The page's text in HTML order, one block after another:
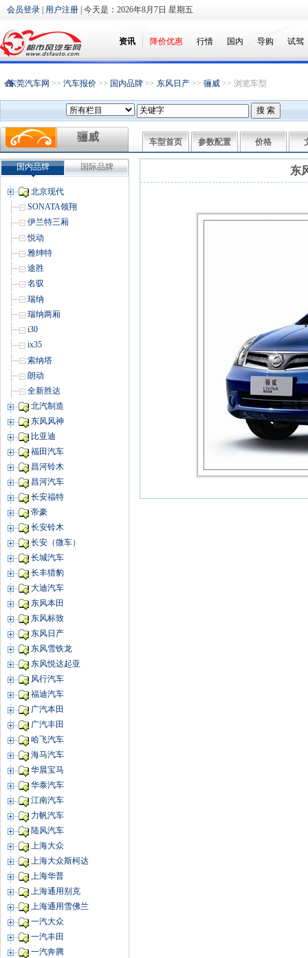
会员登录 用户注册 | 今天是： 2026年8月7日 星期五
资讯 降价优惠 行情 国内 导购 试驾
东莞汽车网 >> 汽车报价 >> 国内品牌 >> 东风日产 >> 骊威 >> 浏览车型
骊威 车型首页 参数配置 价格
东
国内品牌 国际品牌
北京现代
SONATA领翔
伊兰特三厢
悦动
雅绅特
途胜
名驭
瑞纳
瑞纳两厢
i30
ix35
索纳塔
朗动
全新胜达
北汽制造
东风风神
比亚迪
福田汽车
昌河铃木
昌河汽车
长安福特
帝豪
长安铃木
长安（微车）
长城汽车
长丰猎豹
大迪汽车
东风本田
东风标致
东风日产
东风雪铁龙
东风悦达起亚
风行汽车
福迪汽车
广汽本田
广汽丰田
哈飞汽车
海马汽车
华晨宝马
华泰汽车
江南汽车
力帆汽车
陆风汽车
上海大众
上海大众斯柯达
上海华普
上海通用别克
上海通用雪佛兰
一汽大众
一汽丰田
一汽奔腾